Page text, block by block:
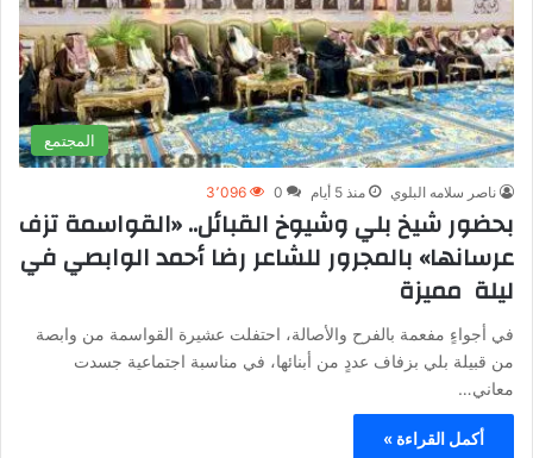
المجتمع
ناصر سلامه البلوي منذ 5 أيام 0 3٬096
بحضور شيخ بلي وشيوخ القبائل.. «القواسمة تزف
عرسانها» بالمجرور للشاعر رضا أحمد الوابصي في
ليلة مميزة
في أجواءٍ مفعمة بالفرح والأصالة، احتفلت عشيرة القواسمة من وابصة
من قبيلة بلي بزفاف عددٍ من أبنائها، في مناسبة اجتماعية جسدت
معاني…
أكمل القراءة »